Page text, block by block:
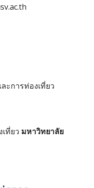
ะการท่องเที่ยว
ที่ยว มหาวิทยาลัย